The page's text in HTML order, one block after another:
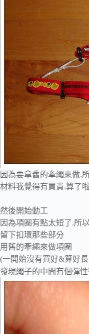
因為要拿舊的牽繩來做.
材料我覺得有買貴.算了
然後開始動工
因為項圈有點太短了.所
留下扣環那些部分
用舊的牽繩來做項圈
(一開始沒有買好&算好
發現繩子的中間有個 彈